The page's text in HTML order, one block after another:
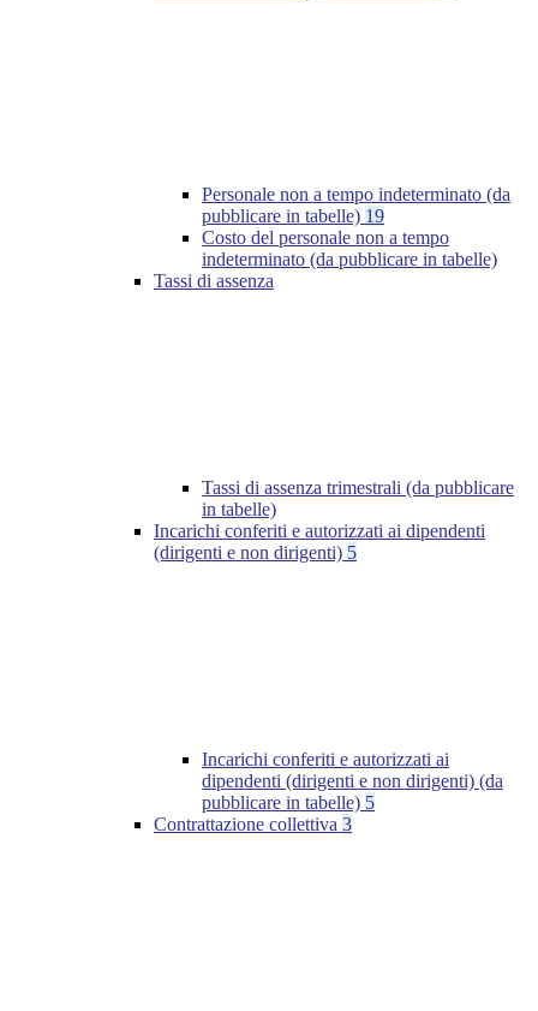
Personale non a tempo indeterminato (da
pubblicare in tabelle) 19
Costo del personale non a tempo
indeterminato (da pubblicare in tabelle)
Tassi di assenza
Tassi di assenza trimestrali (da pubblicare
in tabelle)
Incarichi conferiti e autorizzati ai dipendenti
(dirigenti e non dirigenti) 5
Incarichi conferiti e autorizzati ai
dipendenti (dirigenti e non dirigenti) (da
pubblicare in tabelle) 5
Contrattazione collettiva 3